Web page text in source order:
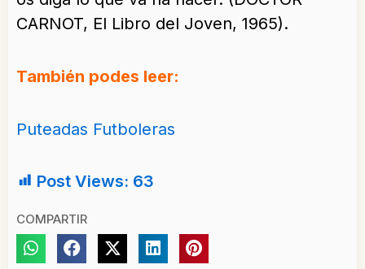
CARNOT, El Libro del Joven, 1965).
También podes leer:
Puteadas Futboleras
Post Views: 63
COMPARTIR